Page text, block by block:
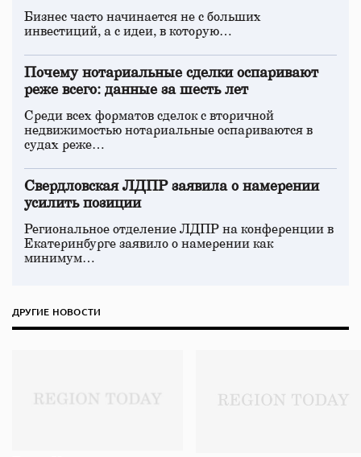
Бизнес часто начинается не с больших
инвестиций, а с идеи, в которую…
Почему нотариальные сделки оспаривают
реже всего: данные за шесть лет
Среди всех форматов сделок с вторичной
недвижимостью нотариальные оспариваются в
судах реже…
Свердловская ЛДПР заявила о намерении
усилить позиции
Региональное отделение ЛДПР на конференции в
Екатеринбурге заявило о намерении как
минимум…
ДРУГИЕ НОВОСТИ